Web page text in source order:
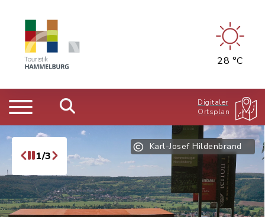
28 °C
Digitaler
Ortsplan
Karl-Josef Hildenbrand
1/3